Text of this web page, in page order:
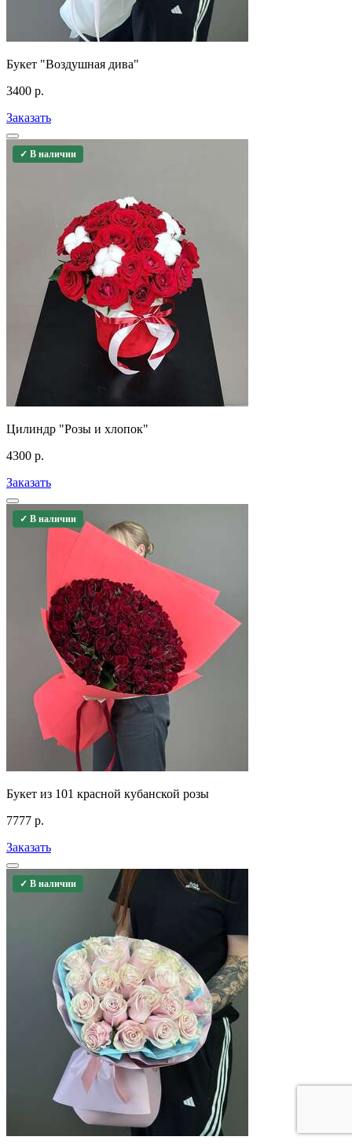
Букет "Воздушная дива"
3400 р.
Заказать
✓ В наличии
Цилиндр "Розы и хлопок"
4300 р.
Заказать
✓ В наличии
Букет из 101 красной кубанской розы
7777 р.
Заказать
✓ В наличии